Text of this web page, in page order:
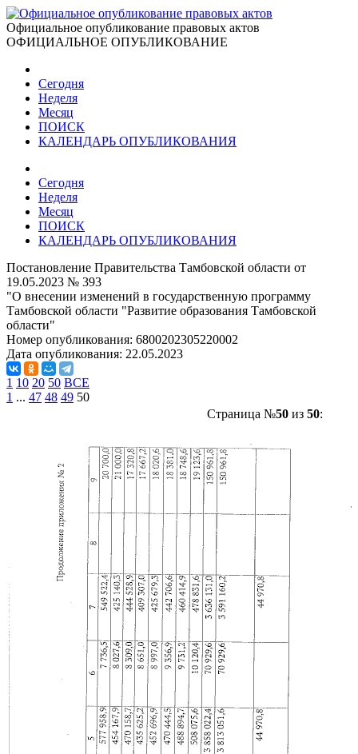
Официальное опубликование правовых актов
ОФИЦИАЛЬНОЕ ОПУБЛИКОВАНИЕ
Сегодня
Неделя
Месяц
ПОИСК
КАЛЕНДАРЬ ОПУБЛИКОВАНИЯ
Сегодня
Неделя
Месяц
ПОИСК
КАЛЕНДАРЬ ОПУБЛИКОВАНИЯ
Постановление Правительства Тамбовской области от
19.05.2023 № 393
"О внесении изменений в государственную программу
Тамбовской области "Развитие образования Тамбовской
области"
Номер опубликования: 6800202305220002
Дата опубликования: 22.05.2023
1 10 20 50 ВСЕ
1 ... 47 48 49 50
Страница №50из 50: